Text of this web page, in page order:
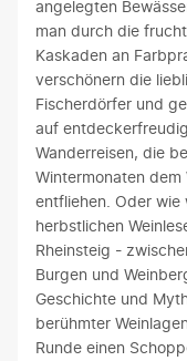
Ammersee und
Garmisch
angelegten
man durch die
Kaskaden an
verschönern die
Fischerdörfer und
auf
Wanderreisen, die
Wintermonaten dem
entfliehen. Oder wie
herbstlichen
Rheinsteig -
Burgen und
Geschichte und
berühmter
Runde einen